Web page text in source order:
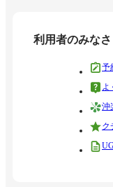
利用者のみなさ
予
よ
沖
ク